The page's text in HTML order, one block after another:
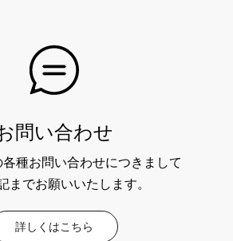
問い合わせ
種お問い合わせにつきまして
までお願いいたします。
詳しくはこちら